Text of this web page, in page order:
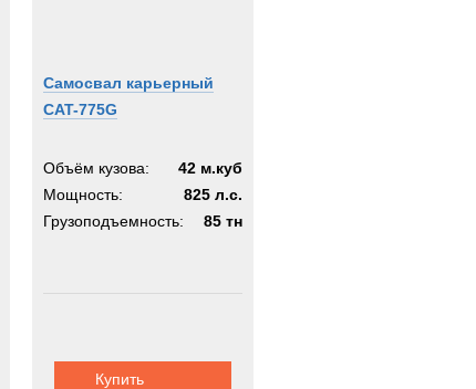
Самосвал карьерный
CAT-775G
Объём кузова:
42 м.куб
Мощность:
825 л.с.
Грузоподъемность:
85 тн
Купить